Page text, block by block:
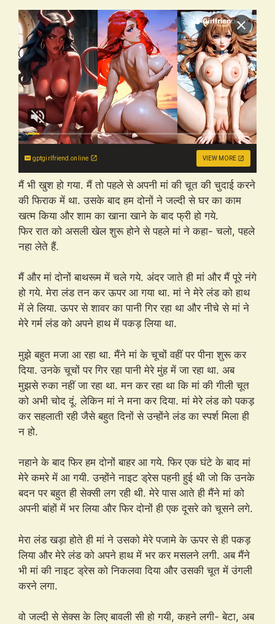
gptgirlfriend.online VIEW MORE
मैं भी खुश हो गया. मैं तो पहले से अपनी मां की चूत की चुदाई करने
की फिराक में था. उसके बाद हम दोनों ने जल्दी से घर का काम
खत्म किया और शाम का खाना खाने के बाद फ्री हो गये.
फिर रात को असली खेल शुरू होने से पहले मां ने कहा- चलो, पहले
नहा लेते हैं.
मैं और मां दोनों बाथरूम में चले गये. अंदर जाते ही मां और मैं पूरे नंगे
हो गये. मेरा लंड तन कर ऊपर आ गया था. मां ने मेरे लंड को हाथ
में ले लिया. ऊपर से शावर का पानी गिर रहा था और नीचे से मां ने
मेरे गर्म लंड को अपने हाथ में पकड़ लिया था.
मुझे बहुत मजा आ रहा था. मैंने मां के चूचों वहीं पर पीना शुरू कर
दिया. उनके चूचों पर गिर रहा पानी मेरे मुंह में जा रहा था. अब
मुझसे रुका नहीं जा रहा था. मन कर रहा था कि मां की गीली चूत
को अभी चोद दूं. लेकिन मां ने मना कर दिया. मां मेरे लंड को पकड़
कर सहलाती रही जैसे बहुत दिनों से उन्होंने लंड का स्पर्श मिला ही
न हो.
नहाने के बाद फिर हम दोनों बाहर आ गये. फिर एक घंटे के बाद मां
मेरे कमरे में आ गयी. उन्होंने नाइट ड्रेस पहनी हुई थी जो कि उनके
बदन पर बहुत ही सेक्सी लग रही थी. मेरे पास आते ही मैंने मां को
अपनी बांहों में भर लिया और फिर दोनों ही एक दूसरे को चूसने लगे.
मेरा लंड खड़ा होते ही मां ने उसको मेरे पजामे के ऊपर से ही पकड़
लिया और मेरे लंड को अपने हाथ में भर कर मसलने लगी. अब मैंने
भी मां की नाइट ड्रेस को निकलवा दिया और उसकी चूत में उंगली
करने लगा.
वो जल्दी से सेक्स के लिए बावली सी हो गयी, कहने लगी- बेटा, अब